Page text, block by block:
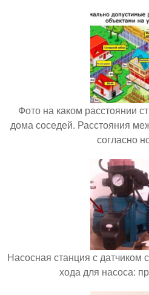
Фото на каком расстоянии
дома соседей. Расстояния
согласно
Насосная станция с датчиком
хода для насоса: